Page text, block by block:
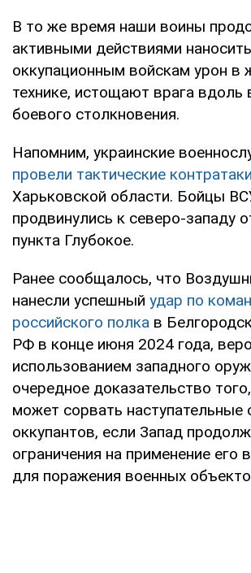
В то же время наши воины
активными действиями наносить
оккупационным войскам урон в
технике, истощают врага вдоль
боевого столкновения.
Напомним, украинские
провели тактические контратаки
Харьковской области. Бойцы
продвинулись к северо-западу
пункта Глубокое.
Ранее сообщалось, что
нанесли успешный удар по
российского полка в
РФ в конце июня 2024 года,
использованием западного
очередное доказательство
может сорвать наступательные
оккупантов, если Запад
ограничения на применение его
для поражения военных